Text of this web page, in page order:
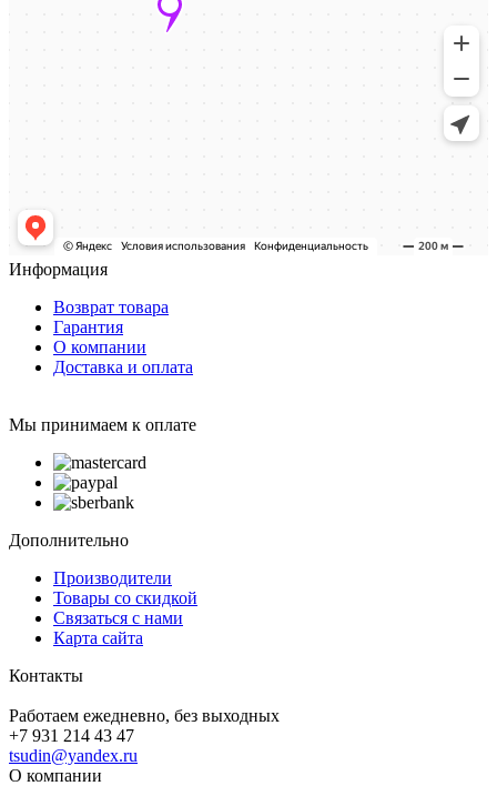
Информация
Возврат товара
Гарантия
О компании
Доставка и оплата
Мы принимаем к оплате
Дополнительно
Производители
Товары со скидкой
Связаться с нами
Карта сайта
Контакты
Работаем ежедневно, без выходных
+7 931 214 43 47
tsudin@yandex.ru
О компании